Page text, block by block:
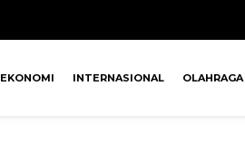
EKONOMI INTERNASIONAL OLAHRAGA